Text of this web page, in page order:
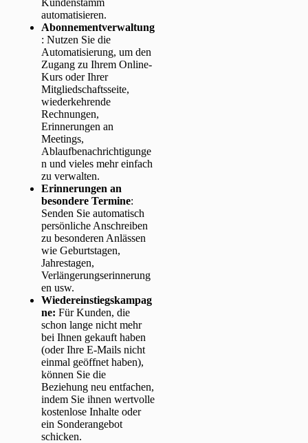
automatisieren.
Abonnementverwaltung
: Nutzen Sie die
Automatisierung, um den
Zugang zu Ihrem Online-
Kurs oder Ihrer
Mitgliedschaftsseite,
wiederkehrende
Rechnungen,
Erinnerungen an
Meetings,
Ablaufbenachrichtigunge
n und vieles mehr einfach
zu verwalten.
Erinnerungen an
besondere Termine:
Senden Sie automatisch
persönliche Anschreiben
zu besonderen Anlässen
wie Geburtstagen,
Jahrestagen,
Verlängerungserinnerung
en usw.
Wiedereinstiegskampag
ne: Für Kunden, die
schon lange nicht mehr
bei Ihnen gekauft haben
(oder Ihre E-Mails nicht
einmal geöffnet haben),
können Sie die
Beziehung neu entfachen,
indem Sie ihnen wertvolle
kostenlose Inhalte oder
ein Sonderangebot
schicken.